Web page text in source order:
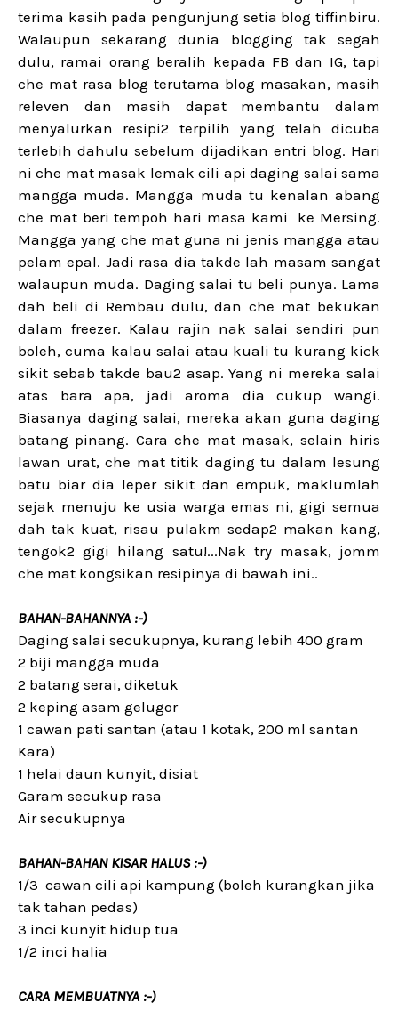
terima kasih pada pengunjung setia blog tiffinbiru.
Walaupun sekarang dunia blogging tak segah
dulu, ramai orang beralih kepada FB dan IG, tapi
che mat rasa blog terutama blog masakan, masih
releven dan masih dapat membantu dalam
menyalurkan resipi2 terpilih yang telah dicuba
terlebih dahulu sebelum dijadikan entri blog. Hari
ni che mat masak lemak cili api daging salai sama
mangga muda. Mangga muda tu kenalan abang
che mat beri tempoh hari masa kami ke Mersing.
Mangga yang che mat guna ni jenis mangga atau
pelam epal. Jadi rasa dia takde lah masam sangat
walaupun muda. Daging salai tu beli punya. Lama
dah beli di Rembau dulu, dan che mat bekukan
dalam freezer. Kalau rajin nak salai sendiri pun
boleh, cuma kalau salai atau kuali tu kurang kick
sikit sebab takde bau2 asap. Yang ni mereka salai
atas bara apa, jadi aroma dia cukup wangi.
Biasanya daging salai, mereka akan guna daging
batang pinang. Cara che mat masak, selain hiris
lawan urat, che mat titik daging tu dalam lesung
batu biar dia leper sikit dan empuk, maklumlah
sejak menuju ke usia warga emas ni, gigi semua
dah tak kuat, risau pulakm sedap2 makan kang,
tengok2 gigi hilang satu!...Nak try masak, jomm
che mat kongsikan resipinya di bawah ini..
BAHAN-BAHANNYA :-)
Daging salai secukupnya, kurang lebih 400 gram
2 biji mangga muda
2 batang serai, diketuk
2 keping asam gelugor
1 cawan pati santan (atau 1 kotak, 200 ml santan
Kara)
1 helai daun kunyit, disiat
Garam secukup rasa
Air secukupnya
BAHAN-BAHAN KISAR HALUS :-)
1/3 cawan cili api kampung (boleh kurangkan jika
tak tahan pedas)
3 inci kunyit hidup tua
1/2 inci halia
CARA MEMBUATNYA :-)